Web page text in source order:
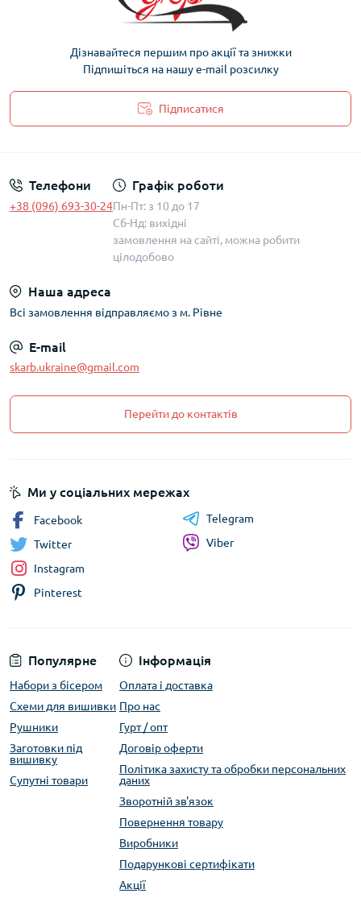
Дізнавайтеся першим про акції та знижки
Підпишіться на нашу e-mail розсилку
Підписатися
Телефони
+38 (096) 693-30-24
Графік роботи
Пн-Пт: з 10 до 17
Сб-Нд: вихідні
замовлення на сайті, можна робити
цілодобово
Наша адреса
Всі замовлення відправляємо з м. Рівне
E-mail
skarb.ukraine@gmail.com
Перейти до контактів
Популярне
Набори з бісером
Схеми для вишивки
Рушники
Заготовки під
вишивку
Супутні товари
Інформація
Оплата і доставка
Про нас
Гурт / опт
Договір оферти
Політика захисту та обробки персональних
даних
Зворотній зв'язок
Повернення товару
Виробники
Подарункові сертифікати
Акції
Ми у соціальних мережах
Facebook
Twitter
Instagram
Pinterest
Telegram
Viber